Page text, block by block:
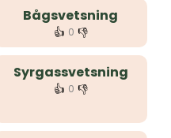
Bågsvetsning
👍 0 👎
Syrgassvetsning
👍 0 👎